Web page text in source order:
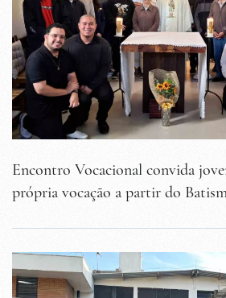
Encontro Vocacional convida
própria vocação a partir do